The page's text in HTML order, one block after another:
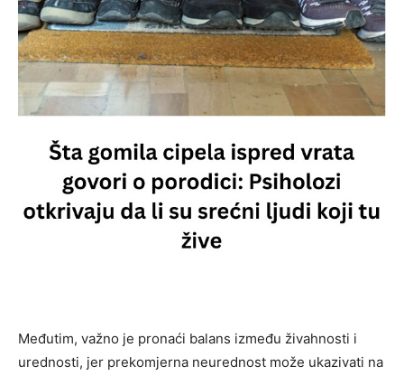
Međutim, važno je pronaći balans između živahnosti i
urednosti, jer prekomjerna neurednost može ukazivati na